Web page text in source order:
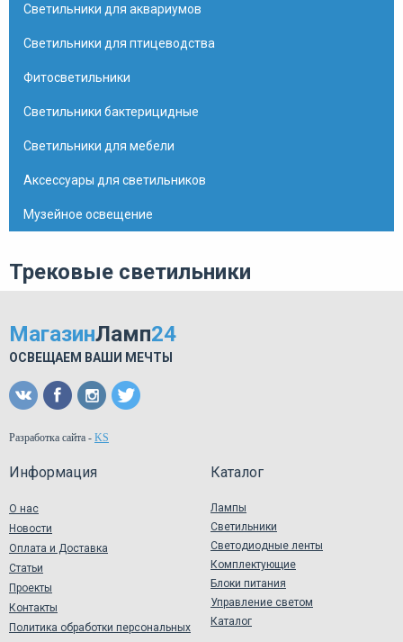
Светильники для аквариумов
Светильники для птицеводства
Фитосветильники
Светильники бактерицидные
Светильники для мебели
Аксессуары для светильников
Музейное освещение
Трековые светильники
МагазинЛамп24
ОСВЕЩАЕМ ВАШИ МЕЧТЫ
Разработка сайта - KS
Информация
О нас
Новости
Оплата и Доставка
Статьи
Проекты
Контакты
Политика обработки персональных
Каталог
Лампы
Светильники
Светодиодные ленты
Комплектующие
Блоки питания
Управление светом
Каталог